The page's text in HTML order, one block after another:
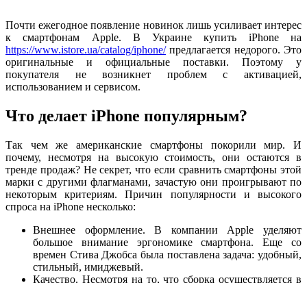
Почти ежегодное появление новинок лишь усиливает интерес
к смартфонам Apple. В Украине купить iPhone на
https://www.istore.ua/catalog/iphone/предлагается недорого. Это
оригинальные и официальные поставки. Поэтому у
покупателя не возникнет проблем с активацией,
использованием и сервисом.
Что делает iPhone популярным?
Так чем же американские смартфоны покорили мир. И
почему, несмотря на высокую стоимость, они остаются в
тренде продаж? Не секрет, что если сравнить смартфоны этой
марки с другими флагманами, зачастую они проигрывают по
некоторым критериям. Причин популярности и высокого
спроса на iPhone несколько:
Внешнее оформление. В компании Apple уделяют
большое внимание эргономике смартфона. Еще со
времен Стива Джобса была поставлена задача: удобный,
стильный, имиджевый.
Качество. Несмотря на то, что сборка осуществляется в